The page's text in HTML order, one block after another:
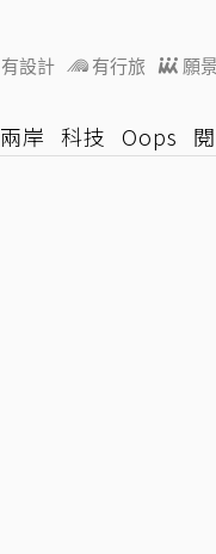
有設計 有行旅 願景
兩岸 科技 Oops